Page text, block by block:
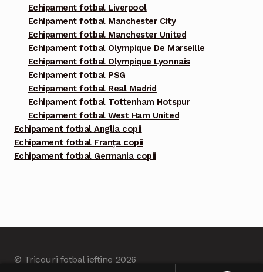
Echipament fotbal Liverpool
Echipament fotbal Manchester City
Echipament fotbal Manchester United
Echipament fotbal Olympique De Marseille
Echipament fotbal Olympique Lyonnais
Echipament fotbal PSG
Echipament fotbal Real Madrid
Echipament fotbal Tottenham Hotspur
Echipament fotbal West Ham United
Echipament fotbal Anglia copii
Echipament fotbal Franța copii
Echipament fotbal Germania copii
© Tricouri fotbal ieftine 2026